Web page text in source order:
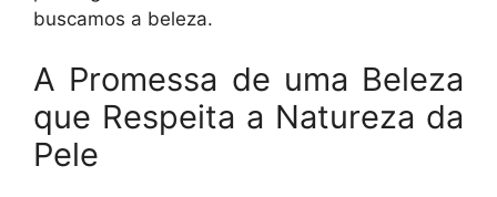
buscamos a beleza.
A Promessa de uma Beleza
que Respeita a Natureza da
Pele